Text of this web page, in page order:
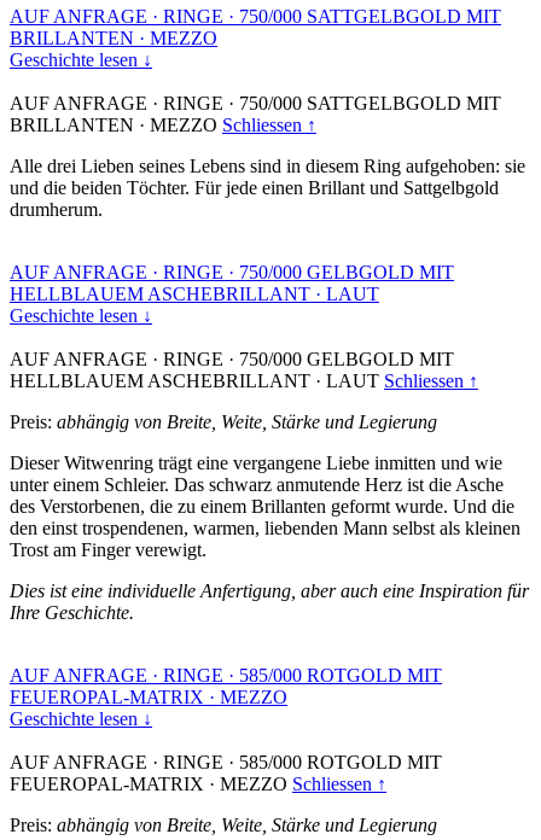
AUF ANFRAGE · RINGE · 750/000 SATTGELBGOLD MIT
BRILLANTEN · MEZZO
Geschichte lesen ↓
AUF ANFRAGE · RINGE · 750/000 SATTGELBGOLD MIT
BRILLANTEN · MEZZO Schliessen ↑
Alle drei Lieben seines Lebens sind in diesem Ring aufgehoben: sie
und die beiden Töchter. Für jede einen Brillant und Sattgelbgold
drumherum.
AUF ANFRAGE · RINGE · 750/000 GELBGOLD MIT
HELLBLAUEM ASCHEBRILLANT · LAUT
Geschichte lesen ↓
AUF ANFRAGE · RINGE · 750/000 GELBGOLD MIT
HELLBLAUEM ASCHEBRILLANT · LAUT Schliessen ↑
Preis: abhängig von Breite, Weite, Stärke und Legierung
Dieser Witwenring trägt eine vergangene Liebe inmitten und wie
unter einem Schleier. Das schwarz anmutende Herz ist die Asche
des Verstorbenen, die zu einem Brillanten geformt wurde. Und die
den einst trospendenen, warmen, liebenden Mann selbst als kleinen
Trost am Finger verewigt.
Dies ist eine individuelle Anfertigung, aber auch eine Inspiration für
Ihre Geschichte.
AUF ANFRAGE · RINGE · 585/000 ROTGOLD MIT
FEUEROPAL-MATRIX · MEZZO
Geschichte lesen ↓
AUF ANFRAGE · RINGE · 585/000 ROTGOLD MIT
FEUEROPAL-MATRIX · MEZZO Schliessen ↑
Preis: abhängig von Breite, Weite, Stärke und Legierung